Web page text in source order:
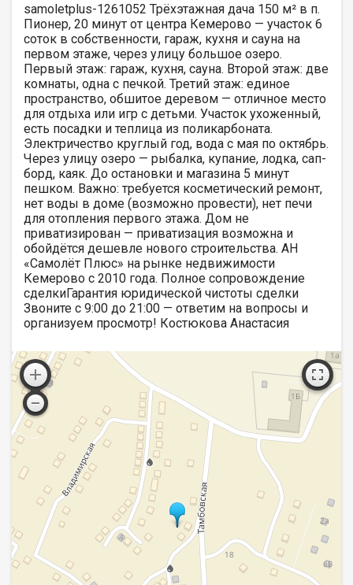
samoletplus-1261052 Трёхэтажная дача 150 м² в п.
Пионер, 20 минут от центра Кемерово — участок 6
соток в собственности, гараж, кухня и сауна на
первом этаже, через улицу большое озеро.
Первый этаж: гараж, кухня, сауна. Второй этаж: две
комнаты, одна с печкой. Третий этаж: единое
пространство, обшитое деревом — отличное место
для отдыха или игр с детьми. Участок ухоженный,
есть посадки и теплица из поликарбоната.
Электричество круглый год, вода с мая по октябрь.
Через улицу озеро — рыбалка, купание, лодка, сап-
борд, каяк. До остановки и магазина 5 минут
пешком. Важно: требуется косметический ремонт,
нет воды в доме (возможно провести), нет печи
для отопления первого этажа. Дом не
приватизирован — приватизация возможна и
обойдётся дешевле нового строительства. АН
«Самолёт Плюс» на рынке недвижимости
Кемерово с 2010 года. Полное сопровождение
сделкиГарантия юридической чистоты сделки
Звоните с 9:00 до 21:00 — ответим на вопросы и
организуем просмотр! Костюкова Анастасия